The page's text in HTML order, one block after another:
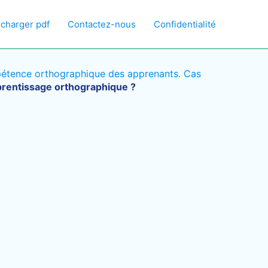
pdf Contactez-nous Confidentialité
orthographique des apprenants. Cas
orthographique ?